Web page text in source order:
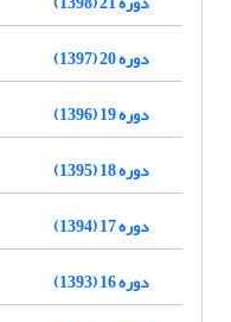
دوره 20 (1397)
دوره 19 (1396)
دوره 18 (1395)
دوره 17 (1394)
دوره 16 (1393)